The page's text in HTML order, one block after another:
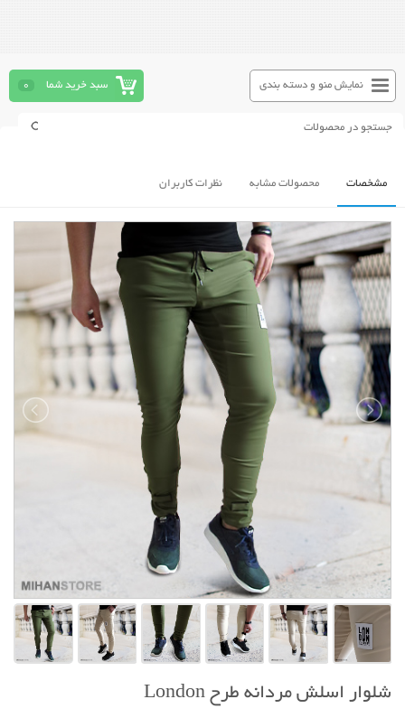
سبد خرید شما 0 نمایش منو و دسته بندی
مشخصات محصولات مشابه نظرات کاربران
شلوار اسلش مردانه طرح London